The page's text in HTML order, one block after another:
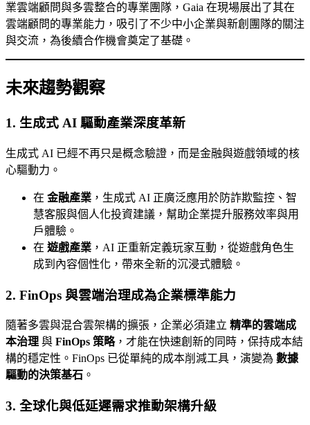
業雲端顧問與多雲整合的專業團隊，Gaia 在現場展出了其在
雲端顧問的專業能力，吸引了不少中小企業與新創團隊的關注
與交流，為後續合作機會奠定了基礎。
未來趨勢觀察
1. 生成式 AI 驅動產業深度革新
生成式 AI 已經不再只是概念驗證，而是金融與遊戲領域的核
心驅動力。
在 金融產業 ，生成式 AI 正廣泛應用於防詐欺監控、智
慧客服與個人化投資建議，幫助企業提升服務效率與用
戶體驗。
在 遊戲產業 ，AI 正重新定義玩家互動，從遊戲角色生
成到內容個性化，帶來全新的沉浸式體驗。
2. FinOps 與雲端治理成為企業標準能力
隨著多雲與混合雲架構的擴張，企業必須建立 精準的雲端成
本治理 與 FinOps 策略，才能在快速創新的同時，保持成本結
構的穩定性。FinOps 已從單純的成本削減工具，演變為 數據
驅動的決策基石 。
3. 全球化與低延遲需求推動架構升級